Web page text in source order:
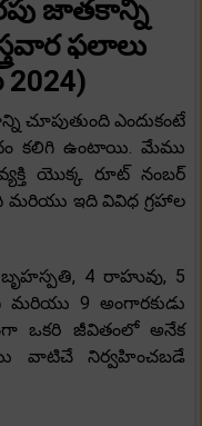
జాతకాన్ని
ఫలాలు
2024)
చూపుతుంది ఎందుకంటే
కలిగి ఉంటాయి. మేము
యొక్క రూట్ నంబర్
మరియు ఇది వివిధ గ్రహాల
బృహస్పతి, 4 రాహువు, 5
మరియు 9 అంగారకుడు
ఒకరి జీవితంలో అనేక
వాటిచే నిర్వహించబడే